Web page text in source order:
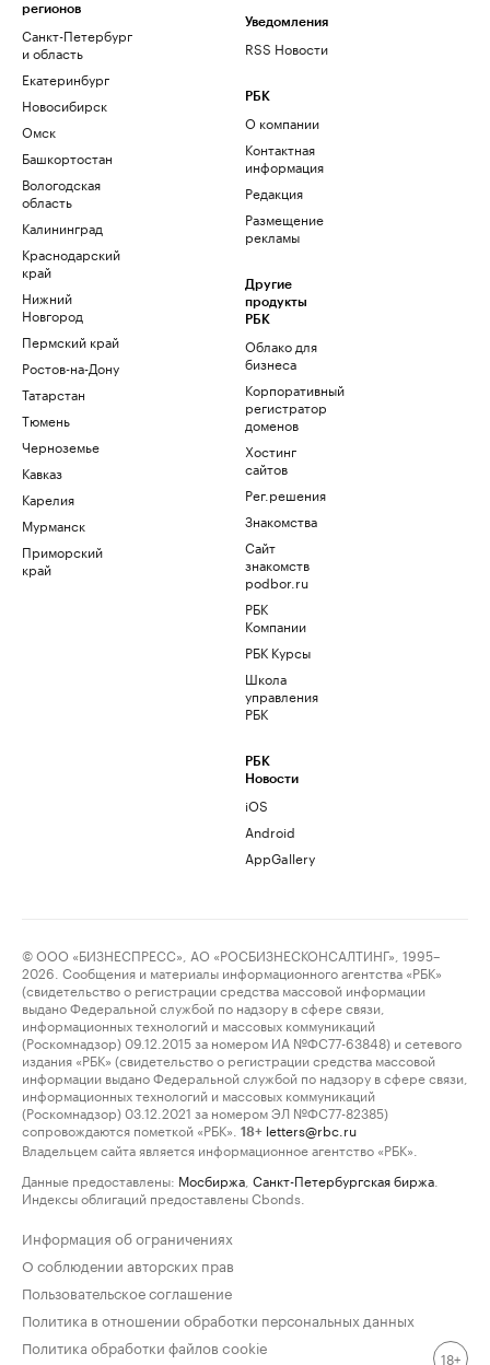
регионов
Санкт-Петербург
и область
Екатеринбург
Новосибирск
Омск
Башкортостан
Вологодская
область
Калининград
Краснодарский
край
Нижний
Новгород
Пермский край
Ростов-на-Дону
Татарстан
Тюмень
Черноземье
Кавказ
Карелия
Мурманск
Приморский
край
Уведомления
RSS Новости
РБК
О компании
Контактная
информация
Редакция
Размещение
рекламы
Другие
продукты
РБК
Облако для
бизнеса
Корпоративный
регистратор
доменов
Хостинг
сайтов
Рег.решения
Знакомства
Сайт
знакомств
podbor.ru
РБК
Компании
РБК Курсы
Школа
управления
РБК
РБК
Новости
iOS
Android
AppGallery
© ООО «БИЗНЕСПРЕСС», АО «РОСБИЗНЕСКОНСАЛТИНГ», 1995–
2026. Сообщения и материалы информационного агентства «РБК»
(свидетельство о регистрации средства массовой информации
выдано Федеральной службой по надзору в сфере связи,
информационных технологий и массовых коммуникаций
(Роскомнадзор) 09.12.2015 за номером ИА №ФС77-63848) и сетевого
издания «РБК» (свидетельство о регистрации средства массовой
информации выдано Федеральной службой по надзору в сфере связи,
информационных технологий и массовых коммуникаций
(Роскомнадзор) 03.12.2021 за номером ЭЛ №ФС77-82385)
сопровождаются пометкой «РБК».
18+ letters@rbc.ru
Владельцем сайта является информационное агентство «РБК».
Данные предоставлены: Мосбиржа Санкт-Петербургская биржа
Индексы облигаций предоставлены Cbonds.
Информация об ограничениях
О соблюдении авторских прав
Пользовательское соглашение
Политика в отношении обработки персональных данных
Политика обработки файлов cookie
18+